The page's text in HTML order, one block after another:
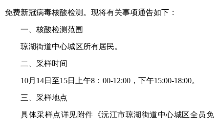
免费新冠病毒核酸检测。现将有关事项通告如下：
一、核酸检测范围
琼湖街道中心城区所有居民。
二、采样时间
10月14日至15日上午8：00-12:00，下午15:00-18:00。
三、采样地点
具体采样点详见附件《沅江市琼湖街道中心城区全员免